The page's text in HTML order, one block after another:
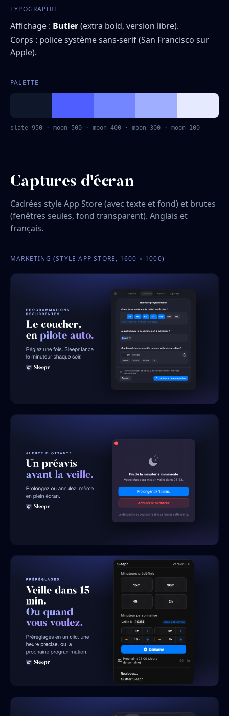
TYPOGRAPHIE
Affichage : Butler(extra bold, version libre).
Corps : police système sans-serif (San Francisco sur
Apple).
PALETTE
slate-950 · moon-500 · moon-400 · moon-300 · moon-100
Captures d'écran
Cadrées style App Store (avec texte et fond) et brutes
(fenêtres seules, fond transparent). Anglais et
français.
MARKETING (STYLE APP STORE, 1600 × 1000)